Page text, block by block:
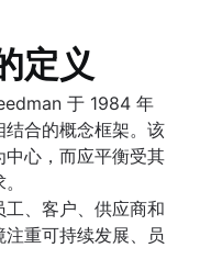
与关键步骤
理
确的工作
Confluence 工作流的
共享知识
定义
于 1984 年
合的概念框架。该
心，而应平衡受其
、客户、供应商和
重可持续发展、员